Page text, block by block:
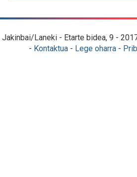
Jakinbai/Laneki - Etarte bidea, 9 -
- Kontaktua- Lege oharra-